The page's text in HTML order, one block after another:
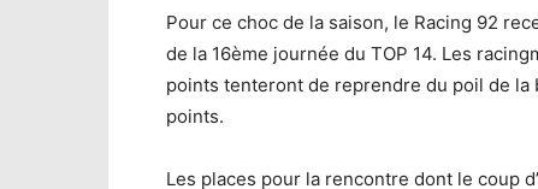
Pour ce choc de la saison, le Racing 92
de la 16ème journée du TOP 14. Les
points tenteront de reprendre du poil de
points.
Les places pour la rencontre dont le coup